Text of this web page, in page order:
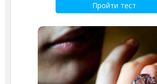
Пройти тест